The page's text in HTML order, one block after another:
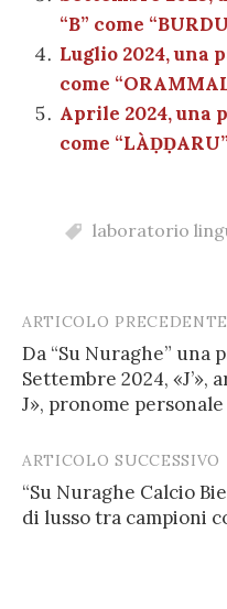
“B” come
Luglio 2024, una
come
Aprile 2024, una
come “LÀḌḌARU”
laboratorio
Post
navigation
ARTICOLO PRECEDENTE
Da “Su Nuraghe” una
Settembre 2024,
J», pronome personale
ARTICOLO SUCCESSIVO
“Su Nuraghe Calcio
di lusso tra campioni